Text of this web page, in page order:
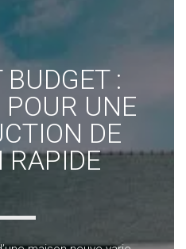
BUDGET :
UNE
DE
RAPIDE